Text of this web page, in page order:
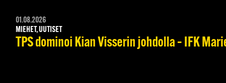
01.08.2026
MIEHET, UUTISET
TPS dominoi Kian Visserin johdolla – IFK